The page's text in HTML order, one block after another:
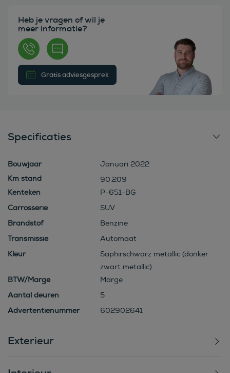
Heb je vragen of wil je
meer informatie?
Gratis adviesgesprek
Specificaties
Bouwjaar
Januari 2022
90.209
Kenteken
P-651-BG
Carrosserie
SUV
Brandstof
Benzine
Transmissie
Automaat
Kleur
Saphirschwarz metallic (donker
zwart metallic)
BTW/Marge
Marge
Aantal deuren
5
Advertentienummer
602902641
Exterieur